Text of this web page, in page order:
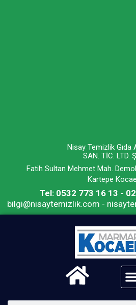
Nisay Temizlik Gıda
SAN. TİC. LTD.
Fatih Sultan Mehmet Mah.
Kartepe
Tel: 0532 773 16 13 -
bilgi@nisaytemizlik.com -